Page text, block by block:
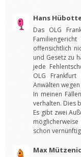
Hans
Das OLG
Familiengericht
offensichtlich
und Gesetz zu
jede
OLG
Anwälten
In meinen
verhalten. Dies
Es gibt zwei
schon
Max